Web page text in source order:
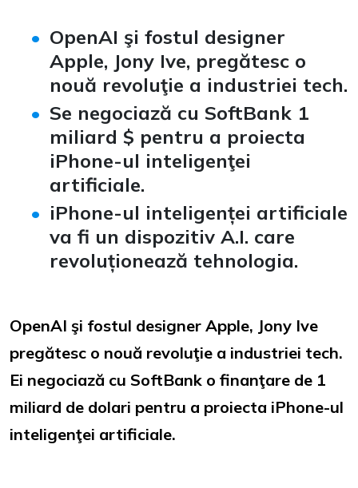
OpenAI şi fostul designer
Apple, Jony Ive, pregătesc o
nouă revoluţie a industriei tech.
Se negociază cu SoftBank 1
miliard $ pentru a proiecta
iPhone-ul inteligenţei
artificiale.
iPhone-ul inteligenței artificiale
va fi un dispozitiv A.I. care
revoluționează tehnologia.
OpenAI şi fostul designer Apple, Jony Ive
pregătesc o nouă revoluţie a industriei tech.
Ei negociază cu SoftBank o finanţare de 1
miliard de dolari pentru a proiecta iPhone-ul
inteligenţei artificiale.